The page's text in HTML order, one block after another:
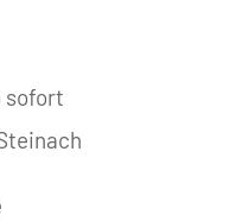
sofort